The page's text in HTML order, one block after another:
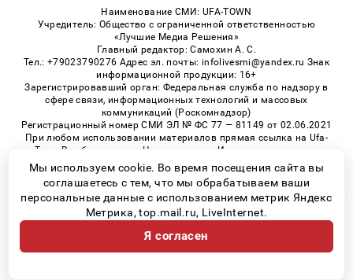
Наименование СМИ: UFA-TOWN
Учредитель: Общество с ограниченной ответственностью
«Лучшие Медиа Решения»
Главный редактор: Самохин А. С.
Тел.: +79023790276 Адрес эл. почты: infolivesmi@yandex.ru Знак
информационной продукции: 16+
Зарегистрировавший орган: Федеральная служба по надзору в
сфере связи, информационных технологий и массовых
коммуникаций (Роскомнадзор)
Регистрационный номер СМИ ЭЛ № ФС 77 — 81149 от 02.06.2021
При любом использовании материалов прямая ссылка на Ufa-
Town.Ru обязательна. Цитирование в Интернете возможно
только при наличии письменного разрешения.
© 2026 «Ufa-Town» | Все права защищены
Возрастная категория сайта 16+
Политика конфиденциальности
Мы используем cookie. Во время посещения сайта вы
соглашаетесь с тем, что мы обрабатываем ваши
персональные данные с использованием метрик Яндекс
Метрика, top.mail.ru, LiveInternet.
Я согласен